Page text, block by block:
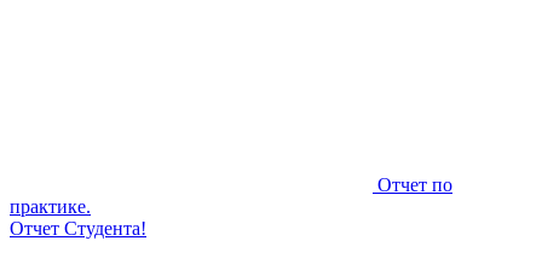
Отчет по
практике.
Отчет Студента!